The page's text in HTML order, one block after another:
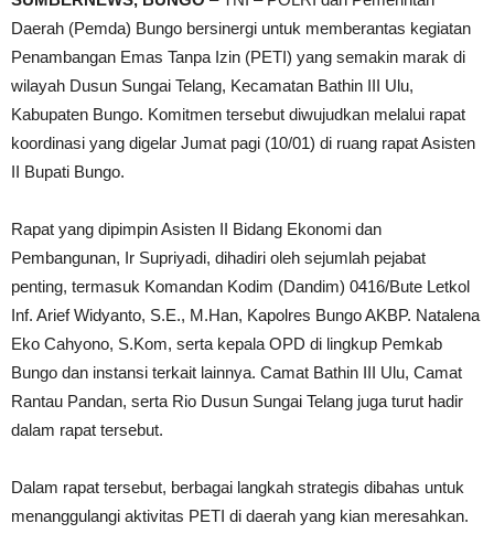
Daerah (Pemda) Bungo bersinergi untuk memberantas kegiatan
Penambangan Emas Tanpa Izin (PETI) yang semakin marak di
wilayah Dusun Sungai Telang, Kecamatan Bathin III Ulu,
Kabupaten Bungo. Komitmen tersebut diwujudkan melalui rapat
koordinasi yang digelar Jumat pagi (10/01) di ruang rapat Asisten
II Bupati Bungo.
Rapat yang dipimpin Asisten II Bidang Ekonomi dan
Pembangunan, Ir Supriyadi, dihadiri oleh sejumlah pejabat
penting, termasuk Komandan Kodim (Dandim) 0416/Bute Letkol
Inf. Arief Widyanto, S.E., M.Han, Kapolres Bungo AKBP. Natalena
Eko Cahyono, S.Kom, serta kepala OPD di lingkup Pemkab
Bungo dan instansi terkait lainnya. Camat Bathin III Ulu, Camat
Rantau Pandan, serta Rio Dusun Sungai Telang juga turut hadir
dalam rapat tersebut.
Dalam rapat tersebut, berbagai langkah strategis dibahas untuk
menanggulangi aktivitas PETI di daerah yang kian meresahkan.